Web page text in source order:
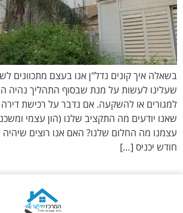
בשאלה איך קונים נדל"ן אנו בעצם מתכוונים
שעלינו לעשות על מנת שבסוף התהליך נהיה
למגורים או להשקעה. אם נדבר על רכישת
שאנו יודעים מה התקציב שלנו (הון עצמי
עצמנו מה החלום שלנו? האם אנו רוצים שיהיה
חודש יכניס […]